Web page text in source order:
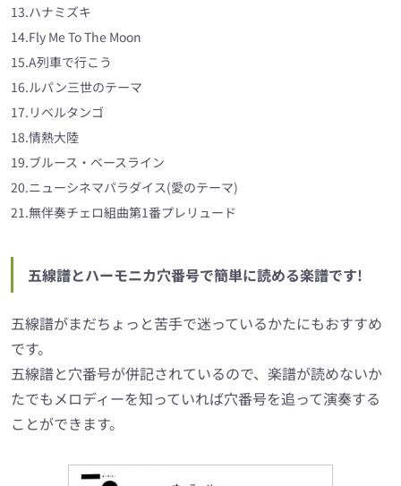
13.ハナミズキ
14.Fly Me To The Moon
15.A列車で行こう
16.ルパン三世のテーマ
17.リベルタンゴ
18.情熱大陸
19.ブルース・ベースライン
20.ニューシネマパラダイス(愛のテーマ)
21.無伴奏チェロ組曲第1番プレリュード
五線譜とハーモニカ穴番号で簡単に読める楽譜です!
五線譜がまだちょっと苦手で迷っているかたにもおすすめ
です。
五線譜と穴番号が併記されているので、楽譜が読めないか
たでもメロディーを知っていれば穴番号を追って演奏する
ことができます。